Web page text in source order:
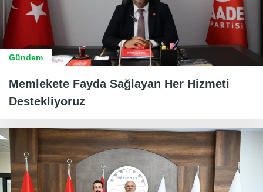
Gündem
Memlekete Fayda Sağlayan Her Hizmeti
Destekliyoruz